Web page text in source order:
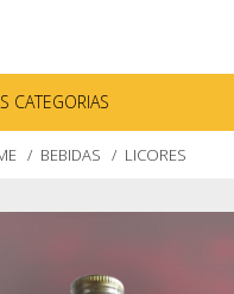
CATEGORIAS
BEBIDAS LICORES